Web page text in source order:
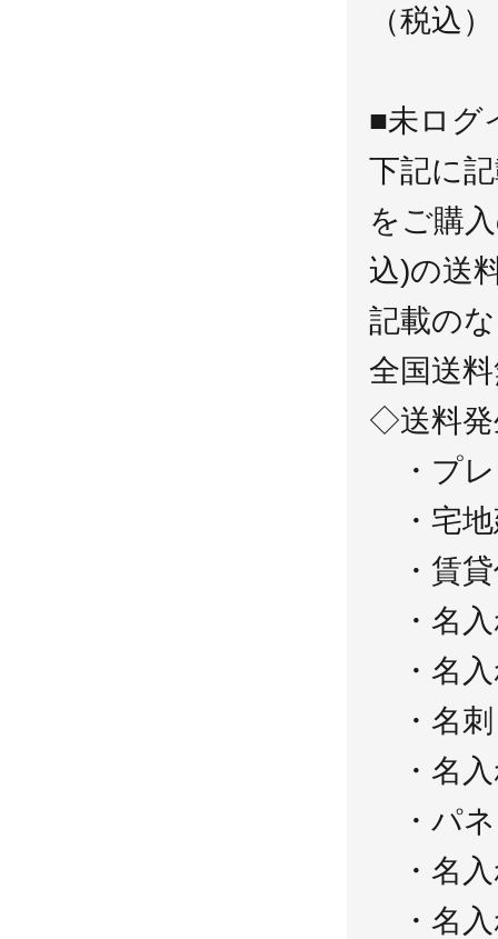
（税込）
■未ログ
下記に
をご購
込)の送
記載の
全国送
◇送料発
・プレ
・宅地
・賃貸
・名入
・名入
・名刺
・名入
・パ
・名入
・名入